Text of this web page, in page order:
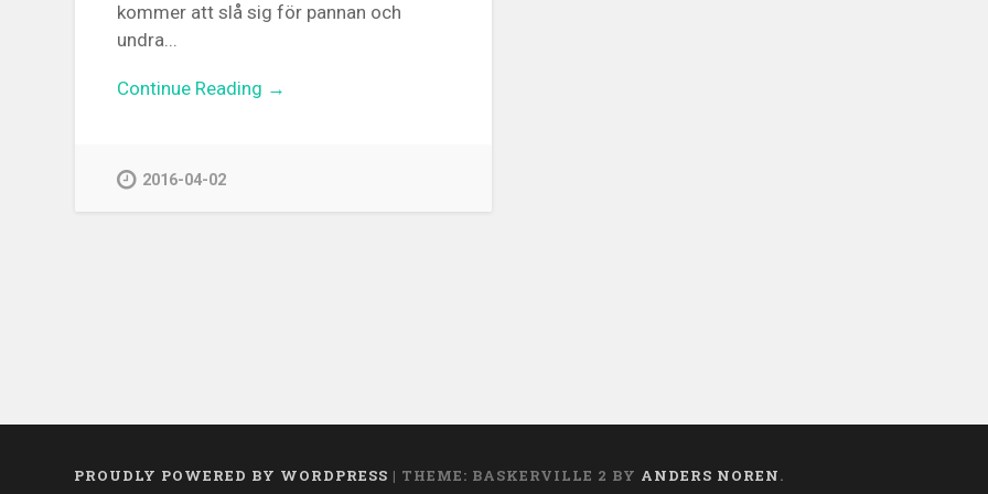
kommer att slå sig för pannan och
undra...
Continue Reading →
2016-04-02
PROUDLY POWERED BY WORDPRESS | THEME: BASKERVILLE 2 BY ANDERS NOREN.